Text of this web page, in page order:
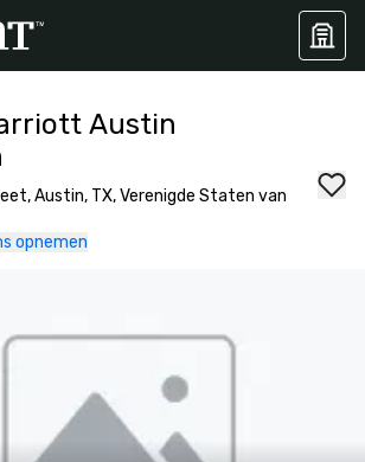
Austin
Austin, TX, Verenigde Staten van
opnemen